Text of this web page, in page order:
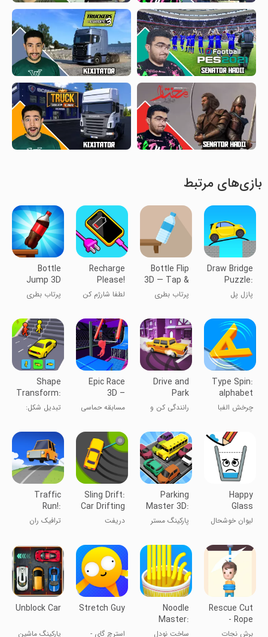
بازی‌های مرتبط
Draw Bridge
Puzzle:
Brain Game
پازل پل
مغز
Bottle Flip
3D — Tap &
Jump
پرتاب بطری
Recharge
Please!
لطفا شارژم کن
Bottle
Jump 3D
پرتاب بطری
Type Spin:
alphabet
run game
چرخش الفبا
Drive and
Park
رانندگی کن و
Epic Race
3D –
Parkour
مسابقه حماسی
Shape
Transform:
Shifting Car
تبدیل شکل:
Happy
Glass
لیوان خوشحال
Parking
Master 3D:
Traffic
Jam
پارکینگ مستر
شلوغ
Sling Drift:
Car Drifting
Game
دریفت
Traffic
Run!:
Driving
Game
ترافیک ران
Rescue Cut
- Rope
Puzzle
برش نجات
Noodle
Master:
Make
ساخت نودل
Stretch Guy
استرچ گای -
Unblock Car
پارکینگ ماشین